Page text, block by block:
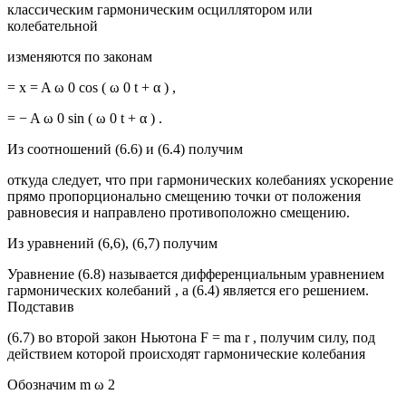
классическим гармоническим осциллятором или
колебательной
изменяются по законам
= x = A ω 0 cos ( ω 0 t + α ) ,
= − A ω 0 sin ( ω 0 t + α ) .
Из соотношений (6.6) и (6.4) получим
откуда следует, что при гармонических колебаниях ускорение
прямо пропорционально смещению точки от положения
равновесия и направлено противоположно смещению.
Из уравнений (6,6), (6,7) получим
Уравнение (6.8) называется дифференциальным уравнением
гармонических колебаний , а (6.4) является его решением.
Подставив
(6.7) во второй закон Ньютона F = ma r , получим силу, под
действием которой происходят гармонические колебания
Обозначим m ω 2